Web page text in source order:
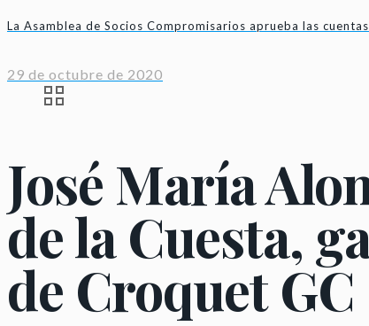
La Asamblea de Socios Compromisarios aprueba las
29 de octubre de 2020
José María
de la Cuesta,
de Croquet GC